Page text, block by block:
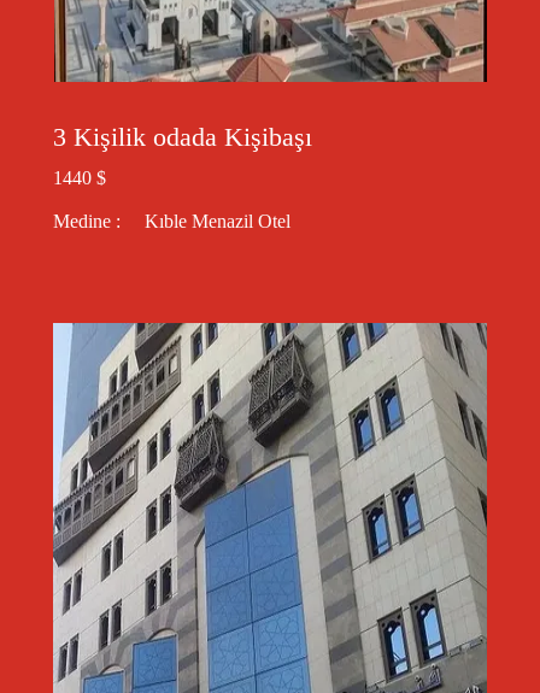
3 Kişilik odada Kişibaşı
1440 $
Medine : Kıble Menazil Otel